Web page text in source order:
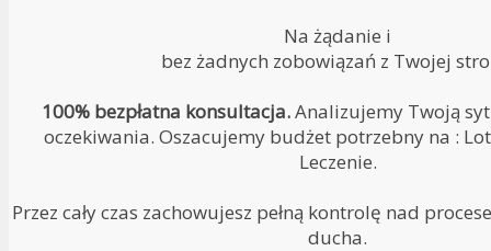
Na żądanie i
bez żadnych zobowiązań z Twojej
100% bezpłatna konsultacja.Analizujemy Twoją
oczekiwania. Oszacujemy budżet potrzebny na :
Leczenie.
Przez cały czas zachowujesz pełną kontrolę nad
ducha.